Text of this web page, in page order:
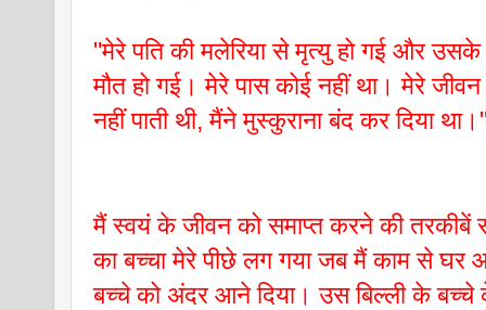
"मेरे पति की मलेरिया से मृत्यु हो गई और
मौत हो गई। मेरे पास कोई नहीं था। मेरे
नहीं पाती थी, मैंने मुस्कुराना बंद कर दिया
मैं स्वयं के जीवन को समाप्त करने की तरकीबें
का बच्चा मेरे पीछे लग गया जब मैं काम से घर
बच्चे को अंदर आने दिया। उस बिल्ली के